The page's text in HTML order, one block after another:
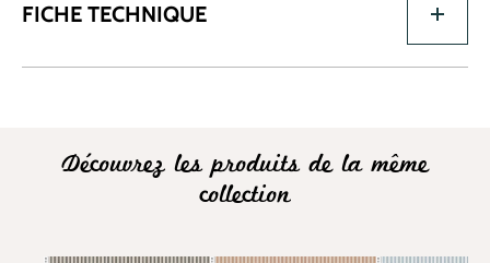
FICHE TECHNIQUE
Découvrez les produits de la même
collection